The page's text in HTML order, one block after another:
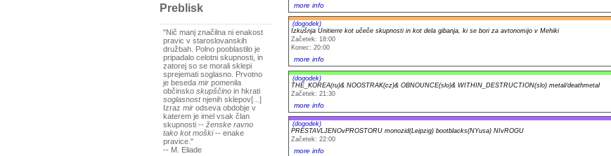
Preblisk
"Nič manj značilna ni enakost
pravic v staroslovanskih
družbah. Polno pooblastilo je
pripadalo celotni skupnosti, in
zatorej so se morali sklepi
sprejemati soglasno. Prvotno
je beseda mir pomenila
občinsko skupščino in hkrati
soglasnostnjenih sklepov[...]
Izraz mir odseva obdobje v
katerem je imel vsak član
skupnosti -- ženske ravno
tako kot moški-- enake
pravice."
-- M. Eliade
more info
(dogodek)
Izkušnja Unitierre kot učeče skupnosti in kot dela gibanja, ki se bori za avtonomijo v Mehiki
Začetek: 18:00
Konec: 20:00
more info
(dogodek)
THE_KOREA(ru)& NOOSTRAK(cz)& OBNOUNCE(slo)& WITHIN_DESTRUCTION(slo) metal/deathmetal
Začetek: 21:30
more info
(dogodek)
PRESTAVLJENOvPROSTORU monozid(Leipzig) bootblacks(NYusa) NIvROGU
Začetek: 22:00
more info